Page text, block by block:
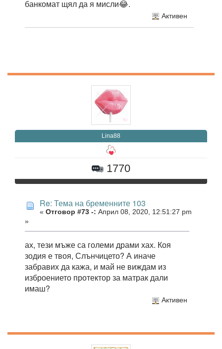
банкомат щял да я мисли😂.
Активен
Lina88
1770
Re: Тема на бременните 103
« Отговор #73 -: Април 08, 2020, 12:51:27 pm
»
ах, тези мъже са големи драми хах. Коя
зодия е твоя, Слънчицето? А иначе
забравих да кажа, и май не виждам из
изброението протектор за матрак дали
имаш?
Активен